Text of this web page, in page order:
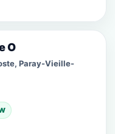
O
Paray-Vieille-